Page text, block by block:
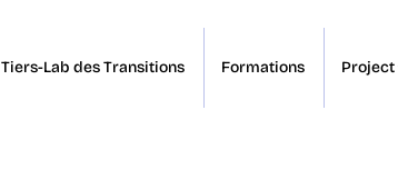
Tiers-Lab des Transitions Formations